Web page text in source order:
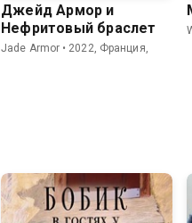
Джейд Армор и
Нефритовый браслет
Jade Armor • 2022, Франция,